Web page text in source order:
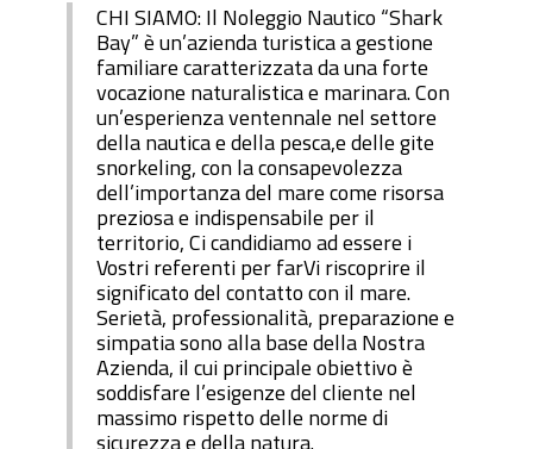
CHI SIAMO: Il Noleggio Nautico “Shark
Bay” è un’azienda turistica a gestione
familiare caratterizzata da una forte
vocazione naturalistica e marinara. Con
un’esperienza ventennale nel settore
della nautica e della pesca,e delle gite
snorkeling, con la consapevolezza
dell’importanza del mare come risorsa
preziosa e indispensabile per il
territorio, Ci candidiamo ad essere i
Vostri referenti per farVi riscoprire il
significato del contatto con il mare.
Serietà, professionalità, preparazione e
simpatia sono alla base della Nostra
Azienda, il cui principale obiettivo è
soddisfare l’esigenze del cliente nel
massimo rispetto delle norme di
sicurezza e della natura.